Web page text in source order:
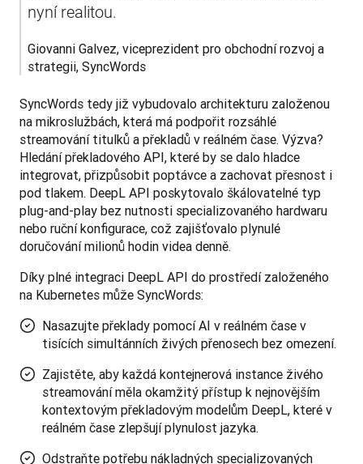
nyní realitou.
Giovanni Galvez, viceprezident pro obchodní rozvoj a
strategii, SyncWords
SyncWords tedy již vybudovalo architekturu založenou
na mikroslužbách, která má podpořit rozsáhlé
streamování titulků a překladů v reálném čase. Výzva?
Hledání překladového API, které by se dalo hladce
integrovat, přizpůsobit poptávce a zachovat přesnost i
pod tlakem. DeepL API poskytovalo škálovatelné typ
plug-and-play bez nutnosti specializovaného hardwaru
nebo ruční konfigurace, což zajišťovalo plynulé
doručování milionů hodin videa denně.
Díky plné integraci DeepL API do prostředí založeného
na Kubernetes může SyncWords:
Nasazujte překlady pomocí AI v reálném čase v
tisících simultánních živých přenosech bez omezení.
Zajistěte, aby každá kontejnerová instance živého
streamování měla okamžitý přístup k nejnovějším
kontextovým překladovým modelům DeepL, které v
reálném čase zlepšují plynulost jazyka.
Odstraňte potřebu nákladných specializovaných